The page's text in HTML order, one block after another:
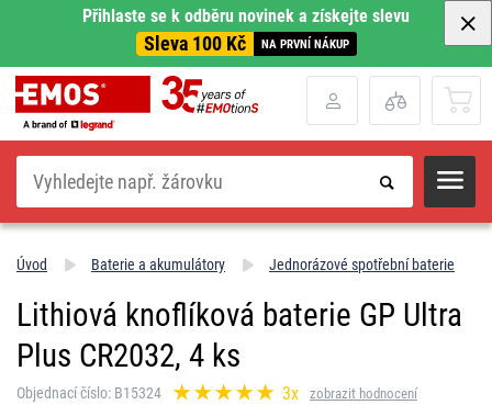
Přihlaste se k odběru novinek a získejte slevu
Sleva 100 Kč NA PRVNÍ NÁKUP
Hledat
Úvod Baterie a akumulátory Jednorázové spotřební baterie
Lithiová knoflíková baterie GP Ultra
Plus CR2032, 4 ks
Objednací číslo: B15324 3x zobrazit hodnocení